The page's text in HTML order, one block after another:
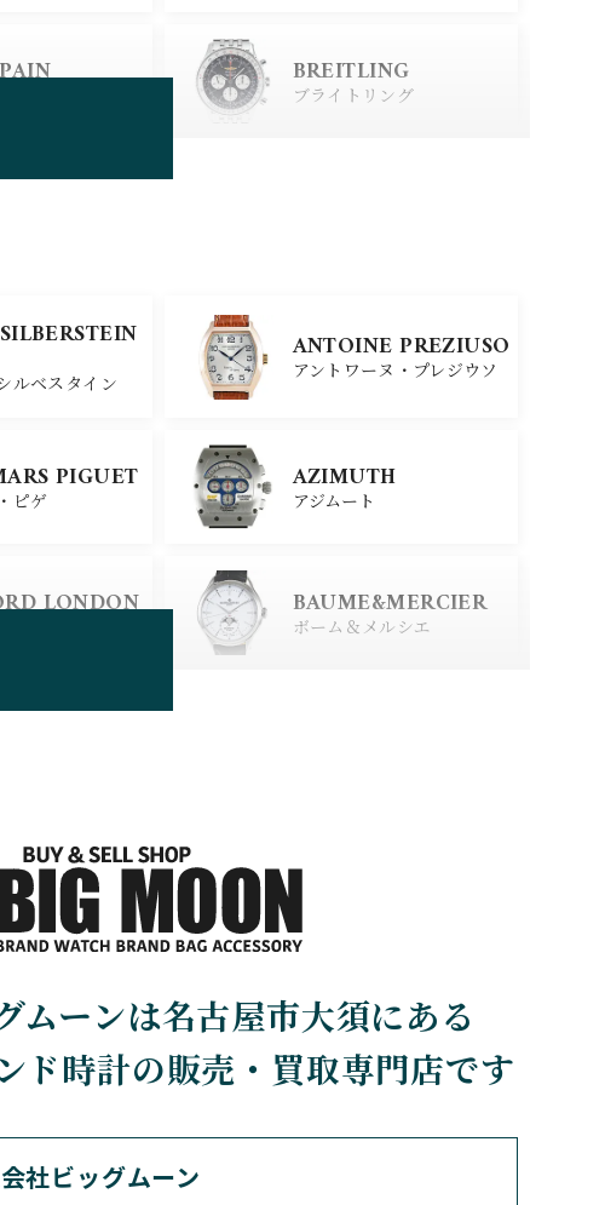
BREITLING
ブライトリング
ジン
セイコー
ルベスタイン
シチズン
ルベスタイン
ANTOINE PREZIUSO
アントワーヌ・プレジウソ
PIGUET
ピゲ
AZIMUTH
アジムート
LONDON BAUME&MERCIER
ボーム＆メルシエ
グ
shutte
BUCHERER
ヘラ
CARTIER
カルティエ
ムーンは名古屋市大須にある
ド時計の販売・買取専門店です
社ビッグムーン